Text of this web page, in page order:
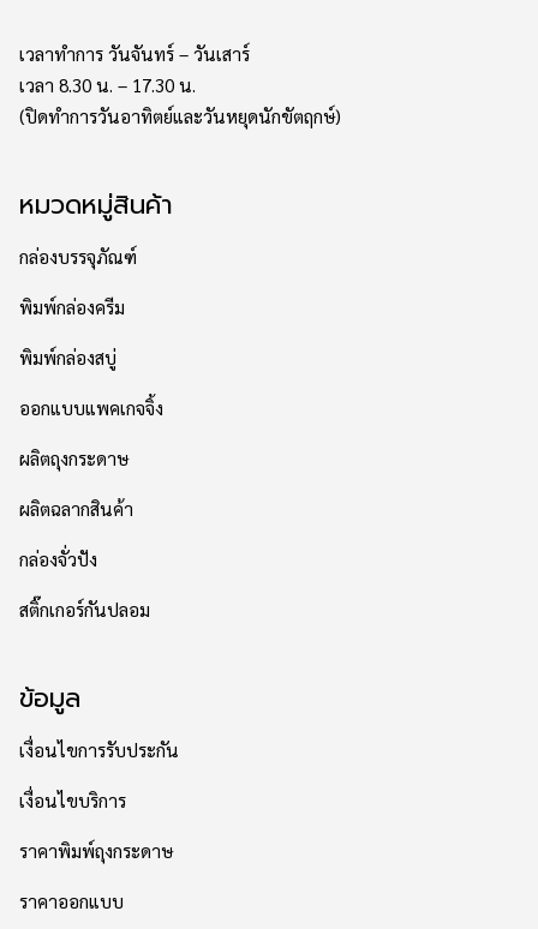
เวลาทำการ วันจันทร์ – วันเสาร์
เวลา 8.30 น. – 17.30 น.
(ปิดทำการวันอาทิตย์และวันหยุดนักขัตฤกษ์)
หมวดหมู่สินค้า
กล่องบรรจุภัณฑ์
พิมพ์กล่องครีม
พิมพ์กล่องสบู่
ออกแบบแพคเกจจิ้ง
ผลิตถุงกระดาษ
ผลิตฉลากสินค้า
กล่องจั่วปัง
สติ๊กเกอร์กันปลอม
ข้อมูล
เงื่อนไขการรับประกัน
เงื่อนไขบริการ
ราคาพิมพ์ถุงกระดาษ
ราคาออกแบบ